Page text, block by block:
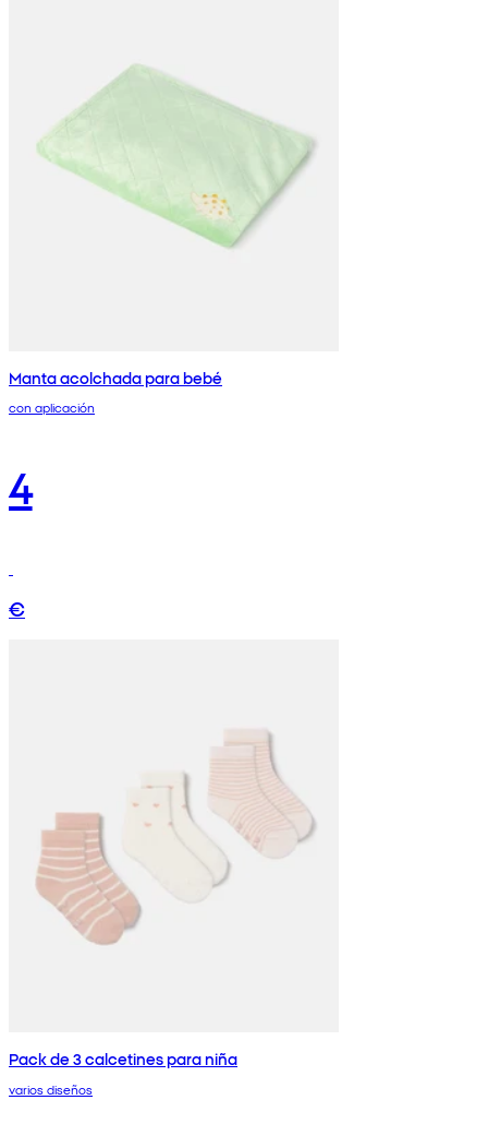
Manta acolchada para bebé
con aplicación
4
€
Pack de 3 calcetines para niña
varios diseños